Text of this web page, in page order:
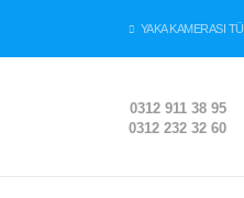
YAKA KAMERASI
0312 911 38 95
0312 232 32 60